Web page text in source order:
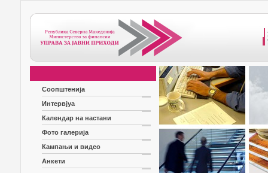
Соопштенија
Интервјуа
Календар на настани
Фото галерија
Кампањи и видео
Анкети